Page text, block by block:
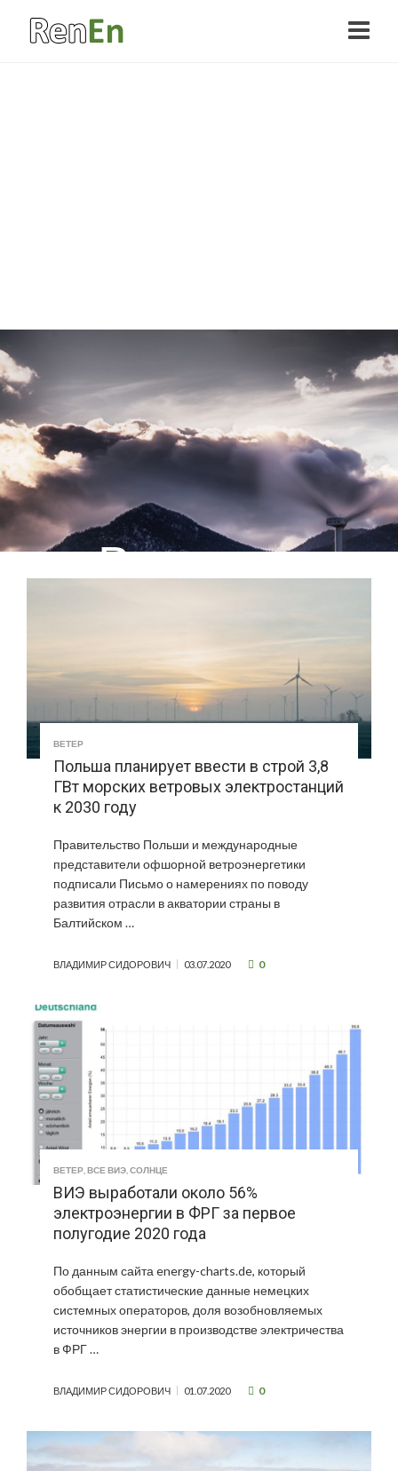
Ветер
ВЕТЕР
Польша планирует ввести в строй 3,8
ГВт морских ветровых электростанций
к 2030 году
Правительство Польши и международные
представители офшорной ветроэнергетики
подписали Письмо о намерениях по поводу
развития отрасли в акватории страны в
Балтийском …
ВЛАДИМИР СИДОРОВИЧ 03.07.2020 0
ВЕТЕР,ВСЕ ВИЭ,СОЛНЦЕ
ВИЭ выработали около 56%
электроэнергии в ФРГ за первое
полугодие 2020 года
По данным сайта energy-charts.de, который
обобщает статистические данные немецких
системных операторов, доля возобновляемых
источников энергии в производстве электричества
в ФРГ …
ВЛАДИМИР СИДОРОВИЧ 01.07.2020 0